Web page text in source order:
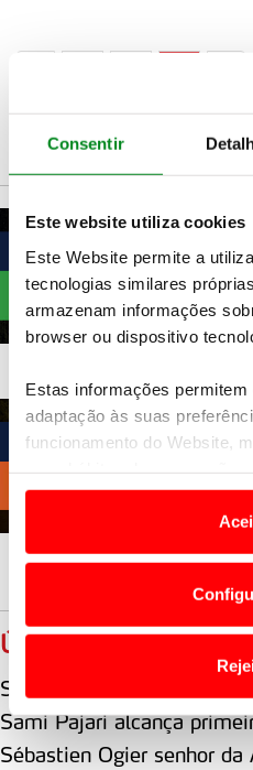
Consentir
Este website utiliza cookies
Este Website permite a
tecnologias similares
armazenam informações
browser ou dispositivo
Estas informações permitem
adaptação às suas
funcionamento do Website,
e anúncios de modo a
Em alguns casos, a
termos e a todo o tempo as
o acesso a informações
personalizar conteúdos e
funcionalidades de redes
ÚLTIMAS
Sami Pajari alcança 2ª
Sami Pajari alcança
Sébastien Ogier senhor da